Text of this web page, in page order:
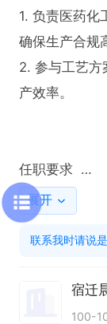
1. 负责医药化
确保生产合规
2. 参与工艺方
产效率。
任职要求
1. 本科及以上
背景。
2. 3年以上医
3. 具备良好
展开
联系我时请说
宿迁
100-